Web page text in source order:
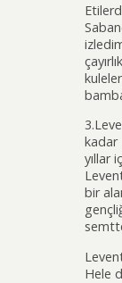
kadar
yıllar
bir
Hele